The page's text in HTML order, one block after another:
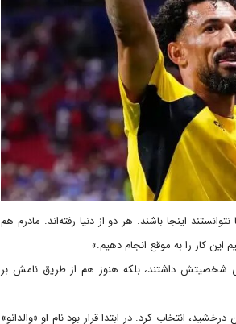
اینجا باشند. هر دو از دنیا رفته‌اند. مادرم هم
این کار را به موقع انجام دهیم.»
شخصیتش داشتند، بلکه هنوز هم از طریق نامش بر
پدرش به افتخار ژوزیمار، مدافع راست برزیلی که در جام جهانی ۱۹۸۶ ناگهان درخشید، انتخاب کرد. در ابتدا قرار بود نام او «والدانو»